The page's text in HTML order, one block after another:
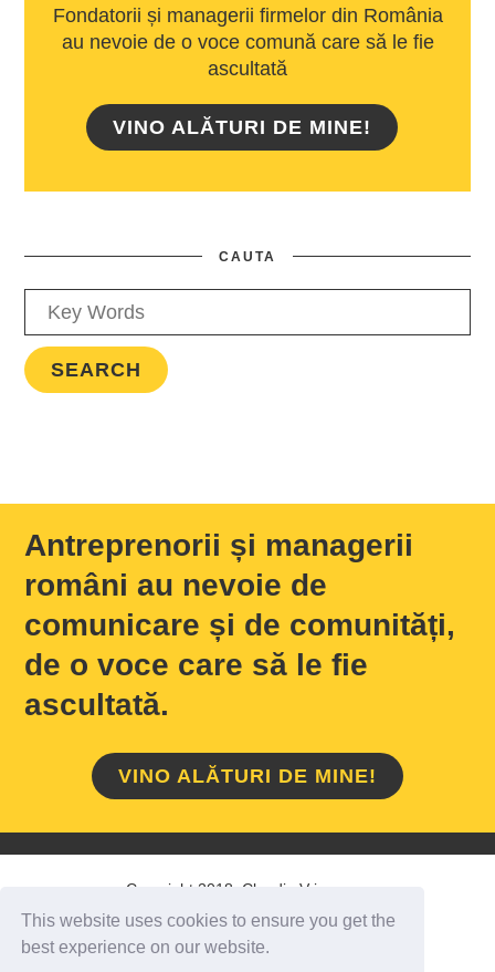
This website uses cookies to ensure you get the
best experience on our website.
Fondatorii și managerii firmelor din România
au nevoie de o voce comună care să le fie
ascultată
VINO ALĂTURI DE MINE!
CAUTA
Antreprenorii și managerii
români au nevoie de
comunicare și de comunități,
de o voce care să le fie
ascultată.
VINO ALĂTURI DE MINE!
Copyright 2018 Claudiu Vrinceanu
HOME / DESPRE MINE CONTACT